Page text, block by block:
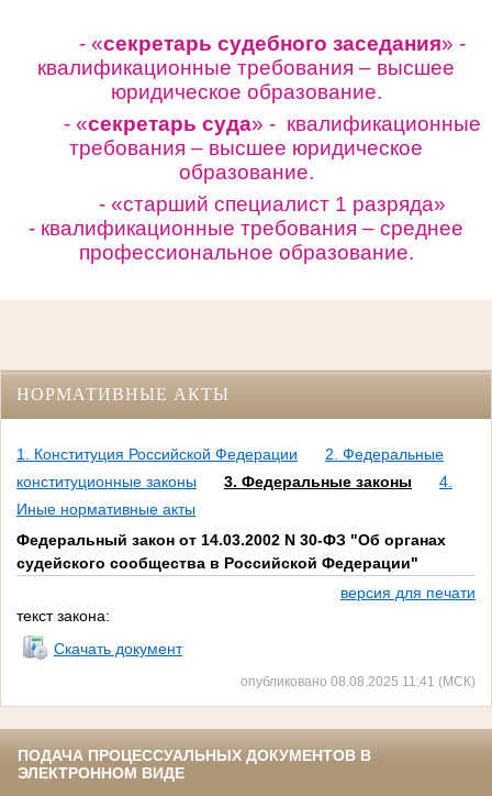
- «секретарь судебного заседания» -
квалификационные требования – высшее
юридическое образование.
- «секретарь суда» - квалификационные
требования – высшее юридическое
образование.
- «старший специалист 1 разряда»
- квалификационные требования – среднее
профессиональное образование.
НОРМАТИВНЫЕ АКТЫ
1. Конституция Российской Федерации
2. Федеральные
конституционные законы
3. Федеральные законы
4.
Иные нормативные акты
Федеральный закон от 14.03.2002 N 30-ФЗ "Об органах
судейского сообщества в Российской Федерации"
версия для печати
текст закона:
Скачать документ
опубликовано 08.08.2025 11:41 (МСК)
ПОДАЧА ПРОЦЕССУАЛЬНЫХ ДОКУМЕНТОВ В
ЭЛЕКТРОННОМ ВИДЕ